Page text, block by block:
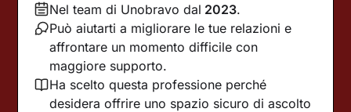
Nel team di Unobravo dal 2023.
Può aiutarti a migliorare le tue relazioni e
affrontare un momento difficile con
maggiore supporto.
Ha scelto questa professione perché
desidera offrire uno spazio sicuro di ascolto